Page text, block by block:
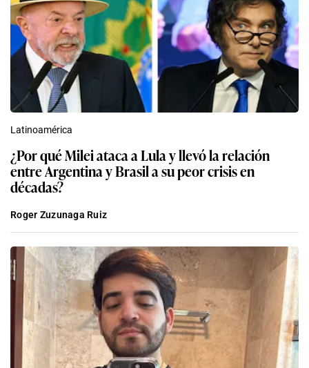
Latinoamérica
¿Por qué Milei ataca a Lula y llevó la relación
entre Argentina y Brasil a su peor crisis en
décadas?
Roger Zuzunaga Ruiz